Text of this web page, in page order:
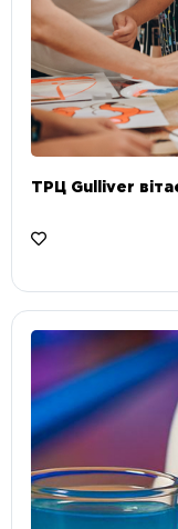
ТРЦ Gulliver